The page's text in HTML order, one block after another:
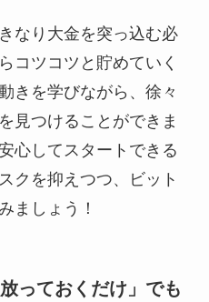
なり大金を突っ込む必
コツコツと貯めていく
きを学びながら、徐々
見つけることができま
心してスタートできる
クを抑えつつ、ビット
ましょう！
っておくだけ」でも